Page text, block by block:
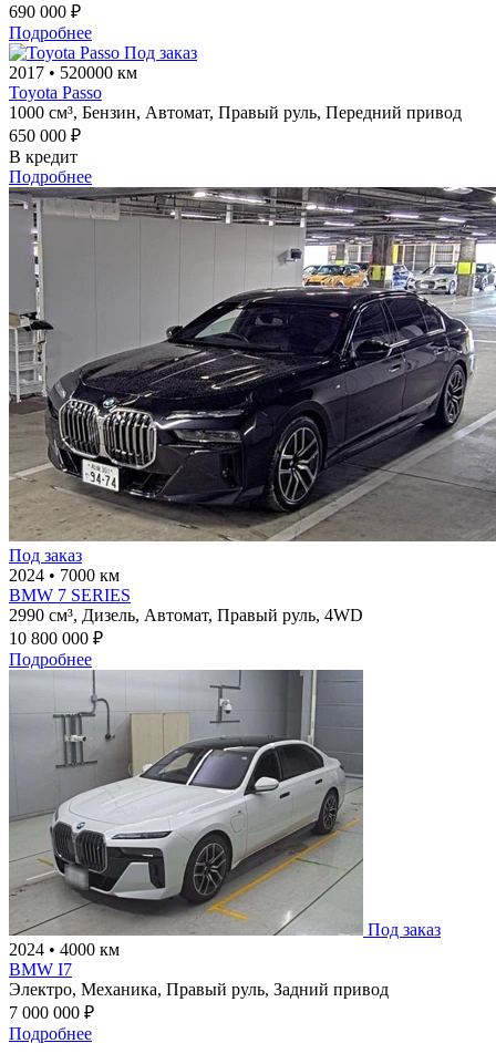
690 000 ₽
Подробнее
Под заказ
2017 • 520000 км
Toyota Passo
1000 см³, Бензин, Автомат, Правый руль, Передний привод
650 000 ₽
В кредит
Подробнее
Под заказ
2024 • 7000 км
BMW 7 SERIES
2990 см³, Дизель, Автомат, Правый руль, 4WD
10 800 000 ₽
Подробнее
Под заказ
2024 • 4000 км
BMW I7
Электро, Механика, Правый руль, Задний привод
7 000 000 ₽
Подробнее